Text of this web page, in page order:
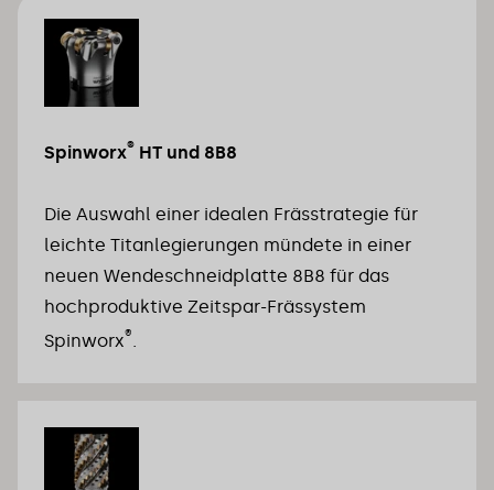
Spinworx® HT und 8B8
Die Auswahl einer idealen Frässtrategie für
leichte Titanlegierungen mündete in einer
neuen Wendeschneidplatte 8B8 für das
hochproduktive Zeitspar-Frässystem
Spinworx®.